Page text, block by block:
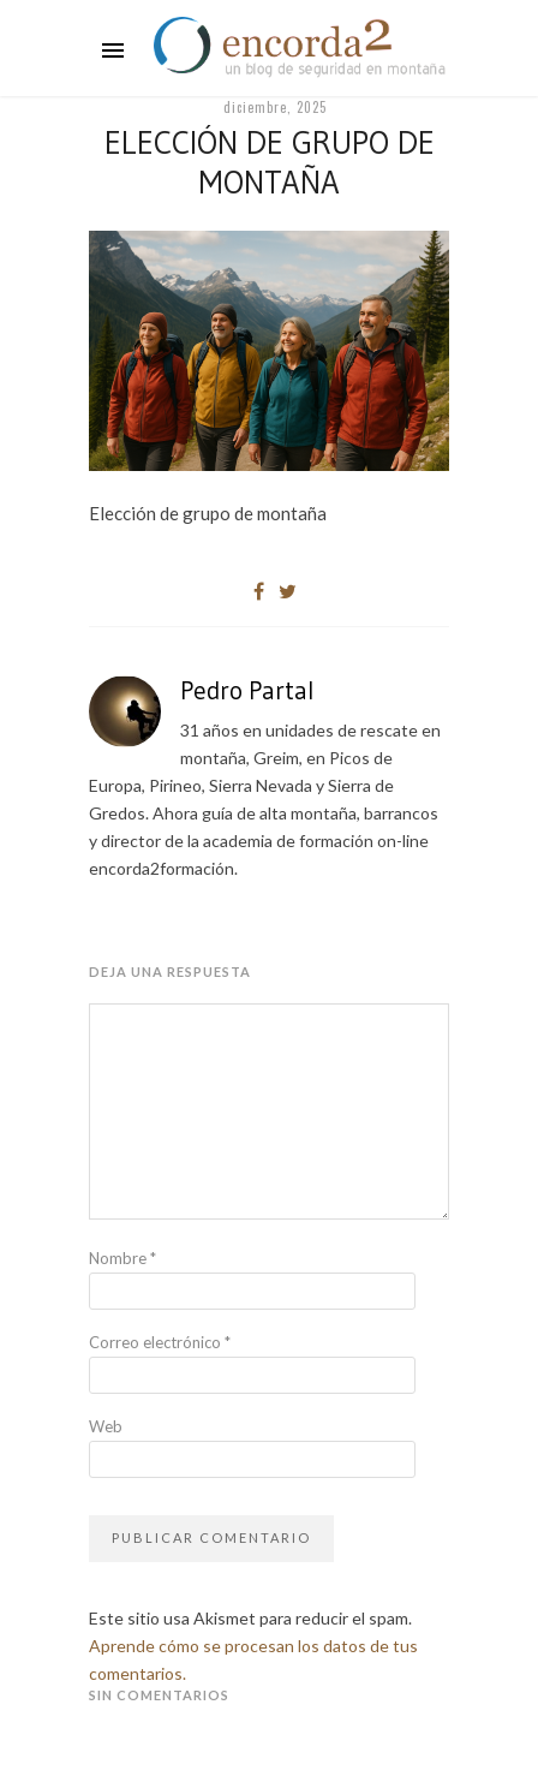
diciembre, 2025
ELECCIÓN DE GRUPO DE
MONTAÑA
Elección de grupo de montaña
Pedro Partal
31 años en unidades de rescate en
montaña, Greim, en Picos de
Europa, Pirineo, Sierra Nevada y Sierra de
Gredos. Ahora guía de alta montaña, barrancos
y director de la academia de formación on-line
encorda2formación.
DEJA UNA RESPUESTA
Nombre*
Correo electrónico *
Web
Este sitio usa Akismet para reducir el spam.
Aprende cómo se procesan los datos de tus
comentarios.
SIN COMENTARIOS